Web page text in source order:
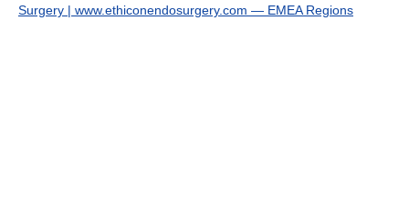
Surgery | www.ethiconendosurgery.com — EMEA Regions